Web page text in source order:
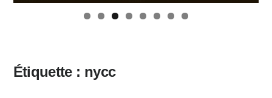
Étiquette : nycc